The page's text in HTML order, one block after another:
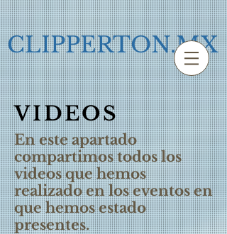
CLIPPERTON.MX
VIDEOS
En este apartado
compartimos todos los
videos que hemos
realizado en los eventos en
que hemos estado
presentes.